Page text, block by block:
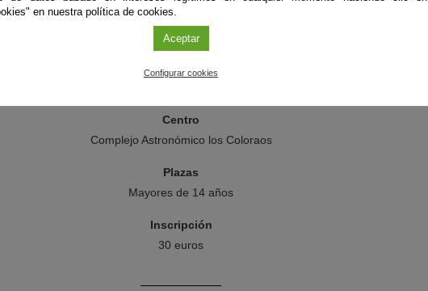
en un viaje fascinante!
Organiza
Centro
Complejo Astronómico los Coloraos
Plazas
Mayores de 14 años
Inscripción
30 euros
en nuestra política de cookies.
Aceptar
Configurar cookies